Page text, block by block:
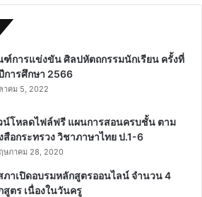
ฑ์การแข่งขัน ศิลปหัตถกรรมนักเรียน ครั้งที่
การศึกษา 2566
าคม 5, 2022
น์โหลดไฟล์ฟรี แผนการสอนครบชั้น ตาม
สือกระทรวง วิชาภาษาไทย ป.1-6
ษภาคม 28, 2020
ภาเปิดอบรมหลักสูตรออนไลน์ จำนวน 4
สูตร เนื่องในวันครู